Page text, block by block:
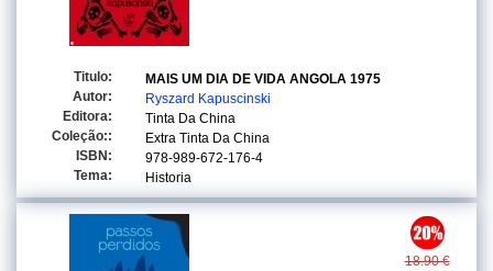
Titulo:
MAIS UM DIA DE VIDA ANGOLA 1975
Autor:
Ryszard Kapuscinski
Editora:
Tinta Da China
Coleção::
Extra Tinta Da China
ISBN:
978-989-672-176-4
Tema:
Historia
18.90 €